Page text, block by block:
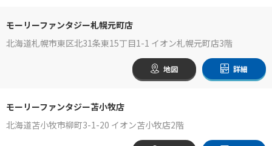
モーリーファンタジー札幌元町店
北海道札幌市東区北31条東15丁目1-1 イオン札幌元町店3階
地図 詳細
モーリーファンタジー苫小牧店
北海道苫小牧市柳町3-1-20 イオン苫小牧店2階